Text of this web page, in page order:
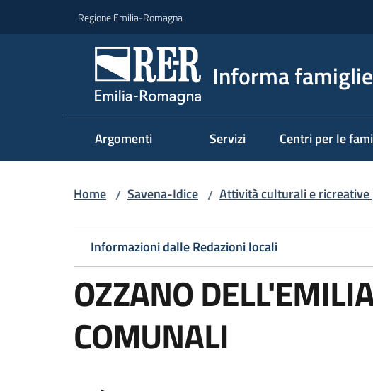
Regione Emilia-Romagna
Informa
Argomenti Servizi Centri per le
Home / Savena-Idice / Attività culturali e
Informazioni dalle Redazioni locali
OZZANO
COMUNALI